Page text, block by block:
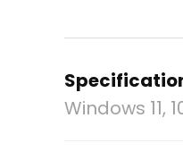
Windows 11,